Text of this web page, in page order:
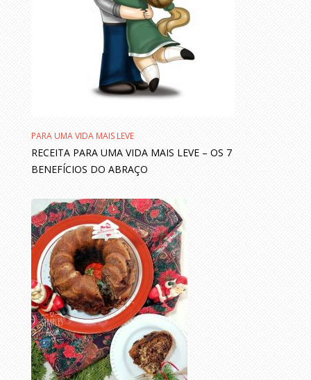
PARA UMA VIDA MAIS LEVE
RECEITA PARA UMA VIDA MAIS LEVE – OS 7
BENEFÍCIOS DO ABRAÇO